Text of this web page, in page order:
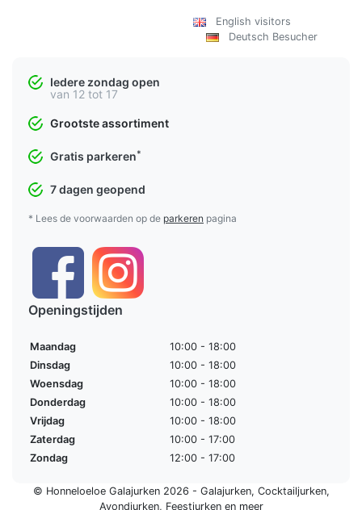
English visitors
Deutsch Besucher
Iedere zondag open
van 12 tot 17
Grootste assortiment
Gratis parkeren*
7 dagen geopend
* Lees de voorwaarden op de parkeren pagina
Openingstijden
Maandag
10:00 - 18:00
Dinsdag
10:00 - 18:00
Woensdag
10:00 - 18:00
Donderdag
10:00 - 18:00
Vrijdag
10:00 - 18:00
Zaterdag
10:00 - 17:00
Zondag
12:00 - 17:00
© Honneloeloe Galajurken 2026 - Galajurken, Cocktailjurken,
Avondjurken, Feestjurkenen meer